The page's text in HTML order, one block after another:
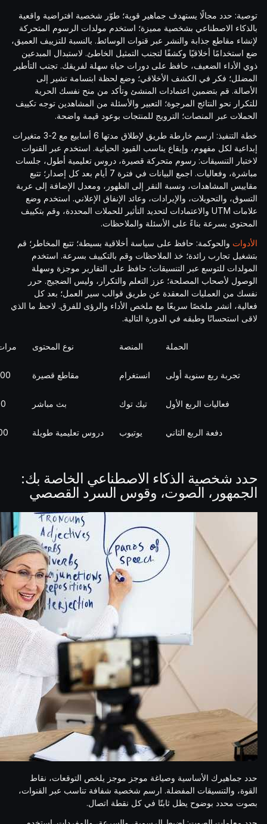
توصية: حدد مجالًا يستهدف جماهير قوية؛ طوّر شخصية افتراضية واقعية
بالذكاء الاصطناعي بشخصية مميزة؛ استخدم مولدات الرسوم المتحركة
لإنشاء مقاطع جذابة والنشر عبر قنوات الوسائط. بالنسبة للتزييف العميق،
ضع استخدامًا أخلاقيًا وكشفًا لتجنب التمثيل الخاطئ. لاستبدال المبدعين
ذوي الأداء الضعيف، حافظ على دورات حياة سهلة لفريقك. تجنب التأطير
المضلل؛ فكر في الكشف الأخلاقي؛ وضع لحظة ابتسامة تشير إلى
الأصالة. قم بتضمين اعتمادات المنشئ وتأكد من منح نفسك الحرية
للتكرار نحو النتائج المرجوة؛ التعبير والأسئلة من المشاهدين توجه تكييف
الحملات عبر المنصات؛ الترويج للمنتجات بوعود قيمة واضحة.
خطة التنفيذ: ارسم خارطة طريق لإطلاق مدتها 6 أسابيع مع 2-3 متغيرات
إبداعية لكل مفهوم، وإيقاع يناسب القيود الحياتية. استخدم عبر القنوات
لاختبار التنسيقات: رسوم متحركة قصيرة، دروس تعليمية أطول، جلسات
مباشرة، وفعاليات. اجمع البيانات في فترة 7 أيام بعد كل إصدار؛ تتبع
مقاييس المشاهدات، ونسبة النقر إلى الظهور، ومعدل الإضافة إلى عربة
التسوق، والتحويلات، والإيرادات، وعائد الإنفاق الإعلاني. استخدم وضع
علامات UTM والاعتمادات لتحديد التأثير للحملات المحددة، وقم بتكييف
المحتوى بسرعة بناءً على الأسئلة والملاحظات.
الأدوات والحوكمة: حافظ على سياسة أخلاقية بسيطة؛ تتبع المخاطر؛ قم
بتشغيل تجارب رائدة؛ خذ الملاحظات وقم بالتكييف بسرعة. استخدم
المولدات للتوسع عبر التنسيقات؛ حافظ على التقارير موجزة وسهلة
الوصول لأصحاب المصلحة؛ عزز التعلم والتكرار، وليس الضجيج. حرر
نفسك من العمليات المعقدة عن طريق قوالب سير العمل؛ بعد كل
فعالية، انشر ملخصًا سريعًا مع ملخص الأداء والرؤى للفرق. لاحظ ما الذي
لاقى استحسانًا وطبقه في الدورة التالية.
الحملة المنصة نوع المحتوى
تجربة ربع سنوية أولى انستغرام مقاطع قصيرة
فعاليات الربع الأول تيك توك بث مباشر
دفعة الربع الثاني يوتيوب دروس تعليمية طويلة
حدد شخصية الذكاء الاصطناعي الخاصة بك:
الجمهور، الصوت، وقوس السرد القصصي
حدد جماهيرك الأساسية وصياغة موجز موجز يلخص التوقعات، نقاط
القوة، والتنسيقات المفضلة. ارسم شخصية شفافة تناسب عبر القنوات،
بصوت محدد بوضوح يظل ثابتًا في كل نقطة اتصال.